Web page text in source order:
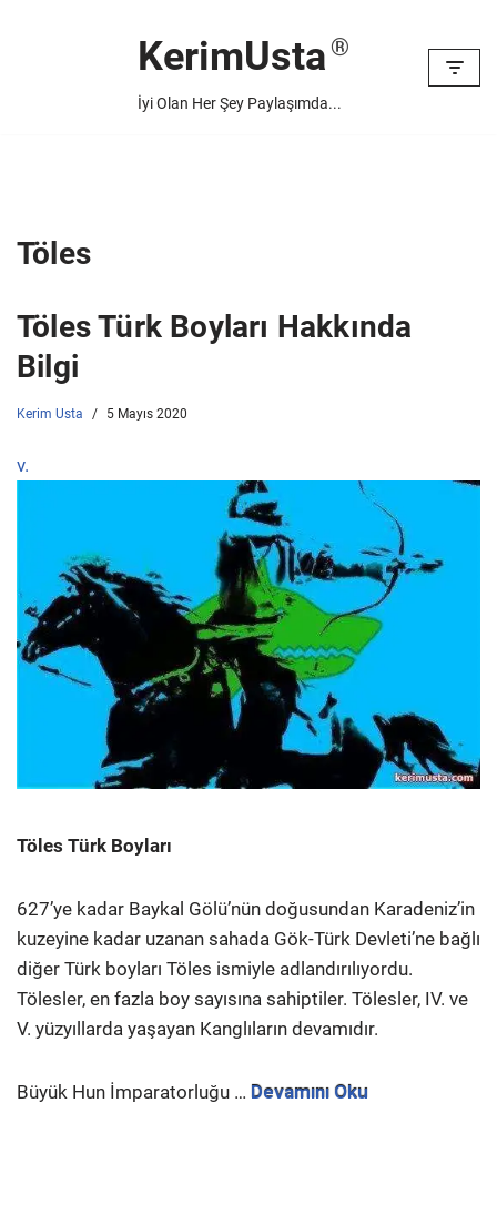
KerimUsta
İyi Olan Her Şey Paylaşımda...
Töles
Töles Türk Boyları Hakkında
Bilgi
Kerim Usta 5 Mayıs 2020
v.
Töles Türk Boyları
627’ye kadar Baykal Gölü’nün doğusundan Karadeniz’in
kuzeyine kadar uzanan sahada Gök-Türk Devleti’ne bağlı
diğer Türk boyları Töles ismiyle adlandırılıyordu.
Tölesler, en fazla boy sayısına sahiptiler. Tölesler, IV. ve
V. yüzyıllarda yaşayan Kanglıların devamıdır.
Büyük Hun İmparatorluğu … Devamını Oku